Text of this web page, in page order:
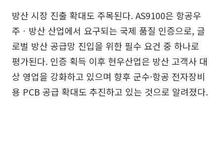
방산 시장 진출 확대도 주목된다. AS9100은 항공우
주ㆍ방산 산업에서 요구되는 국제 품질 인증으로, 글
로벌 방산 공급망 진입을 위한 필수 요건 중 하나로
평가된다. 인증 획득 이후 현우산업은 방산 고객사 대
상 영업을 강화하고 있으며 향후 군수·항공 전자장비
용 PCB 공급 확대도 추진하고 있는 것으로 알려졌다.